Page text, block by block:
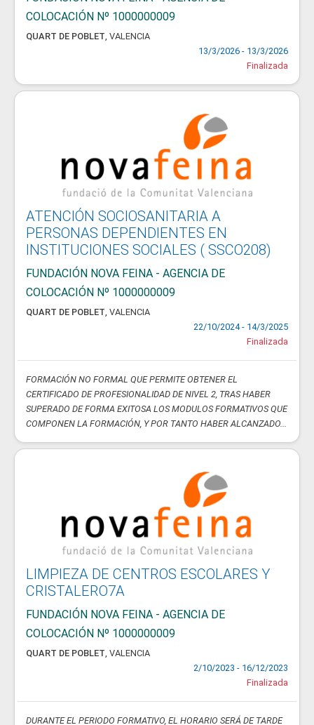
COLOCACIÓN Nº 1000000009
QUART DE POBLET, VALENCIA
13/3/2026 - 13/3/2026
Finalizada
ATENCIÓN SOCIOSANITARIA A
PERSONAS DEPENDIENTES EN
INSTITUCIONES SOCIALES ( SSCO208)
FUNDACIÓN NOVA FEINA - AGENCIA DE
COLOCACIÓN Nº 1000000009
QUART DE POBLET, VALENCIA
22/10/2024 - 14/3/2025
Finalizada
FORMACIÓN NO FORMAL QUE PERMITE OBTENER EL
CERTIFICADO DE PROFESIONALIDAD DE NIVEL 2, TRAS HABER
SUPERADO DE FORMA EXITOSA LOS MODULOS FORMATIVOS QUE
COMPONEN LA FORMACIÓN, Y POR TANTO HABER ALCANZADO...
LIMPIEZA DE CENTROS ESCOLARES Y
CRISTALERO7A
FUNDACIÓN NOVA FEINA - AGENCIA DE
COLOCACIÓN Nº 1000000009
QUART DE POBLET, VALENCIA
2/10/2023 - 16/12/2023
Finalizada
DURANTE EL PERIODO FORMATIVO, EL HORARIO SERÁ DE TARDE